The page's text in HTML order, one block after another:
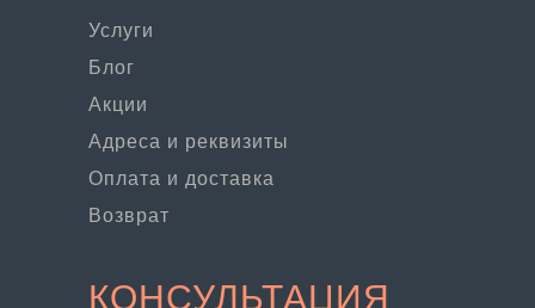
Услуги
Адреса и реквизиты
КОНСУЛЬТАЦИЯ
Оплата и доставка
Возврат
Блог
Акции